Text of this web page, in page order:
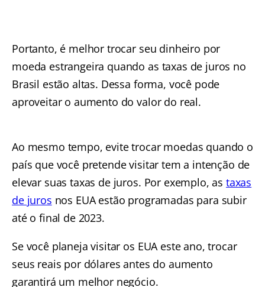
Portanto, é melhor trocar seu dinheiro por
moeda estrangeira quando as taxas de juros no
Brasil estão altas. Dessa forma, você pode
aproveitar o aumento do valor do real.
Ao mesmo tempo, evite trocar moedas quando o
país que você pretende visitar tem a intenção de
elevar suas taxas de juros. Por exemplo, as taxas
de juros nos EUA estão programadas para subir
até o final de 2023.
Se você planeja visitar os EUA este ano, trocar
seus reais por dólares antes do aumento
garantirá um melhor negócio.